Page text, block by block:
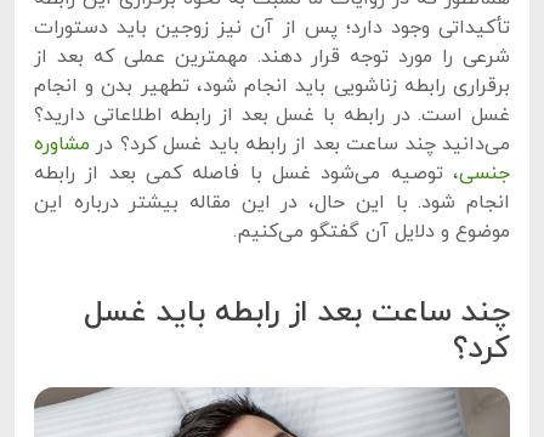
تأکیداتی وجود دارد؛ پس از آن نیز زوجین باید دستورات
شرعی را مورد توجه قرار دهند. مهمترین عملی که بعد از
برقراری رابطه زناشویی باید انجام شود، تطهیر بدن و انجام
غسل است. در رابطه با غسل بعد از رابطه اطلاعاتی دارید؟
می‌دانید چند ساعت بعد از رابطه باید غسل کرد؟ در مشاوره
جنسی، توصیه می‌شود غسل با فاصله کمی بعد از رابطه
انجام شود. با این حال، در این مقاله بیشتر درباره این
موضوع و دلایل آن گفتگو می‌کنیم.
چند ساعت بعد از رابطه باید غسل
کرد؟